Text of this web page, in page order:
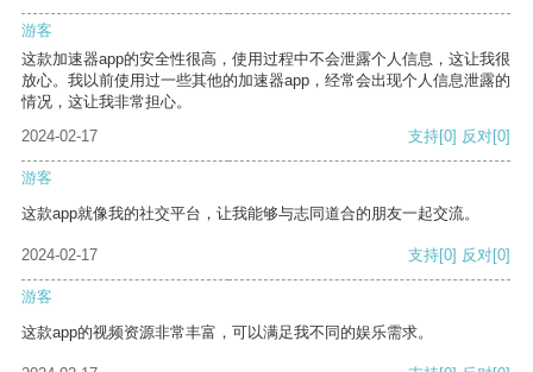
游客
这款加速器app的安全性很高，使用过程中不会泄露个人信息，这让我很
放心。我以前使用过一些其他的加速器app，经常会出现个人信息泄露的
情况，这让我非常担心。
2024-02-17
支持[0] 反对[0]
游客
这款app就像我的社交平台，让我能够与志同道合的朋友一起交流。
2024-02-17 支持[0] 反对[0]
游客
这款app的视频资源非常丰富，可以满足我不同的娱乐需求。